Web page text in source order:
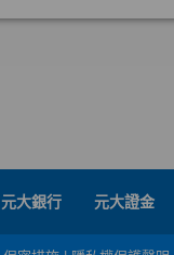
元大銀行 元大證金